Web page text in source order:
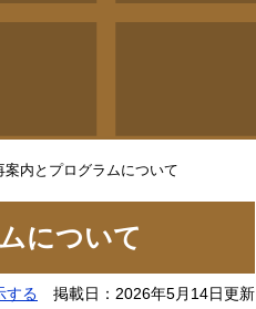
内とプログラムについて
について
する 掲載日：2026年5月14日更新